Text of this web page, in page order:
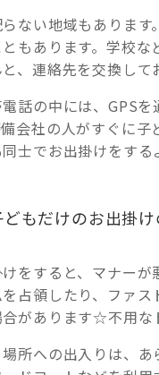
ない地域もありま
もあります。学校
、連絡先を交換し
話の中には、GPS
会社の人がすぐに
士でお出掛けをす
もだけのお出掛
をすると、マナー
占領したり、ファ
があります☆不用
所への出入りは、